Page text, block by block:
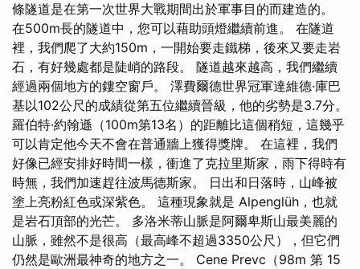
條隧道是在第一次世界大戰期間出於軍事目的而建造的。
在500m長的隧道中，您可以藉助頭燈繼續前進。 在隧道
裡，我們爬了大約150m，一開始要走鐵梯，後來又要走岩
石，有好幾處都是陡峭的路段。 隧道越來越高，我們繼續
經過兩個地方的鏤空窗戶。 澤費爾德世界冠軍達維德·庫巴
基以102公尺的成績從第五位繼續晉級，他的劣勢是3.7分。
羅伯特·約翰遜（100m第13名）的距離比這個稍短，這幾乎
可以肯定他今天不會在普通牆上獲得獎牌。 在這裡，我們
好像已經安排好時間一樣，衝進了克拉里斯家，雨下得時有
時無，我們加速趕往波馬德斯家。 日出和日落時，山峰被
塗上亮粉紅色或深紫色。 這種現象就是 Alpenglüh，也就
是岩石頂部的光芒。 多洛米蒂山脈是阿爾卑斯山最美麗的
山脈，雖然不是很高（最高峰不超過3350公尺），但它們
仍然是歐洲最神奇的地方之一。 Cene Prevc（98m 第 15